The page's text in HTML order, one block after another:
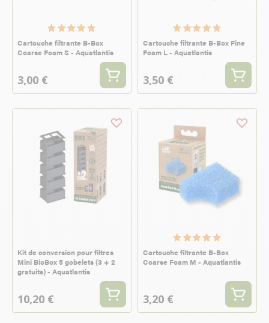
Cartouche filtrante B-Box
Coarse Foam S - Aquatlantis
3,00 €
Cartouche filtrante B-Box Fine
Foam L - Aquatlantis
3,50 €
Kit de conversion pour filtres
Mini BioBox 5 gobelets (3 + 2
gratuits) - Aquatlantis
10,20 €
Cartouche filtrante B-Box
Coarse Foam M - Aquatlantis
3,20 €